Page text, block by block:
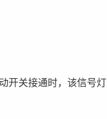
开关接通时，该信号